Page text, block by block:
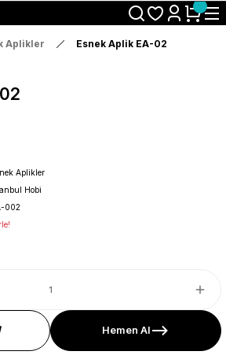
Sepette Hemen %10 İndirimi Kaçırma
Aplikler Esnek Aplik EA-02
Aplikler
Hobi
002
Hemen Al